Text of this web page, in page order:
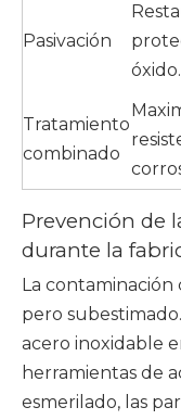
Pasivación
óxido.
Tratamiento
combinado
Prevención de
durante la
La
pero
acero inoxidable
herramientas de
esmerilado, las